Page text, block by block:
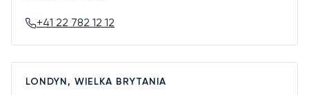
+41 22 782 12 12
LONDYN, WIELKA BRYTANIA